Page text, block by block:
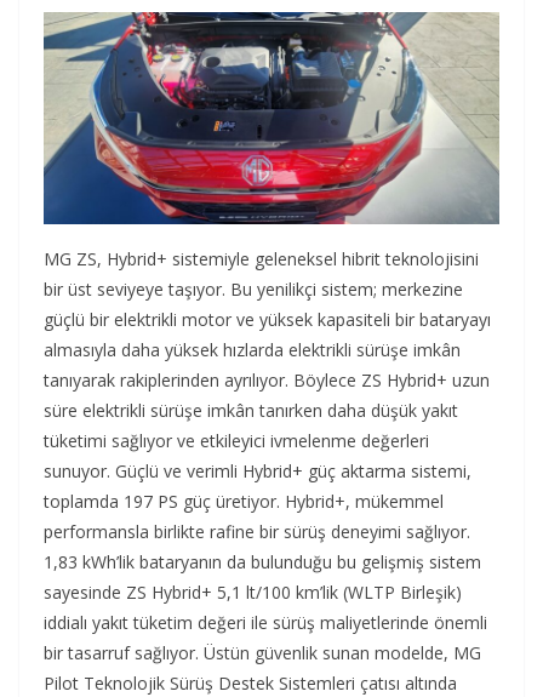
MG ZS, Hybrid+ sistemiyle geleneksel hibrit teknolojisini
bir üst seviyeye taşıyor. Bu yenilikçi sistem; merkezine
güçlü bir elektrikli motor ve yüksek kapasiteli bir bataryayı
almasıyla daha yüksek hızlarda elektrikli sürüşe imkân
tanıyarak rakiplerinden ayrılıyor. Böylece ZS Hybrid+ uzun
süre elektrikli sürüşe imkân tanırken daha düşük yakıt
tüketimi sağlıyor ve etkileyici ivmelenme değerleri
sunuyor. Güçlü ve verimli Hybrid+ güç aktarma sistemi,
toplamda 197 PS güç üretiyor. Hybrid+, mükemmel
performansla birlikte rafine bir sürüş deneyimi sağlıyor.
1,83 kWh’lik bataryanın da bulunduğu bu gelişmiş sistem
sayesinde ZS Hybrid+ 5,1 lt/100 km’lik (WLTP Birleşik)
iddialı yakıt tüketim değeri ile sürüş maliyetlerinde önemli
bir tasarruf sağlıyor. Üstün güvenlik sunan modelde, MG
Pilot Teknolojik Sürüş Destek Sistemleri çatısı altında